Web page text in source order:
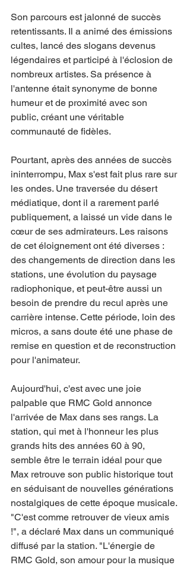
Son parcours est jalonné de succès
retentissants. Il a animé des émissions
cultes, lancé des slogans devenus
légendaires et participé à l'éclosion de
nombreux artistes. Sa présence à
l'antenne était synonyme de bonne
humeur et de proximité avec son
public, créant une véritable
communauté de fidèles.
Pourtant, après des années de succès
ininterrompu, Max s'est fait plus rare sur
les ondes. Une traversée du désert
médiatique, dont il a rarement parlé
publiquement, a laissé un vide dans le
cœur de ses admirateurs. Les raisons
de cet éloignement ont été diverses :
des changements de direction dans les
stations, une évolution du paysage
radiophonique, et peut-être aussi un
besoin de prendre du recul après une
carrière intense. Cette période, loin des
micros, a sans doute été une phase de
remise en question et de reconstruction
pour l'animateur.
Aujourd'hui, c'est avec une joie
palpable que RMC Gold annonce
l'arrivée de Max dans ses rangs. La
station, qui met à l'honneur les plus
grands hits des années 60 à 90,
semble être le terrain idéal pour que
Max retrouve son public historique tout
en séduisant de nouvelles générations
nostalgiques de cette époque musicale.
"C'est comme retrouver de vieux amis
!", a déclaré Max dans un communiqué
diffusé par la station. "L'énergie de
RMC Gold, son amour pour la musique